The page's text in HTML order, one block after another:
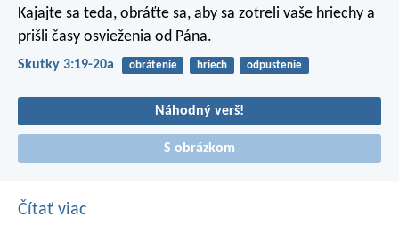
Kajajte sa teda, obráťte sa, aby sa zotreli vaše hriechy a
prišli časy osvieženia od Pána.
Skutky 3:19-20a obrátenie hriech odpustenie
Náhodný verš!
S obrázkom
Čítať viac